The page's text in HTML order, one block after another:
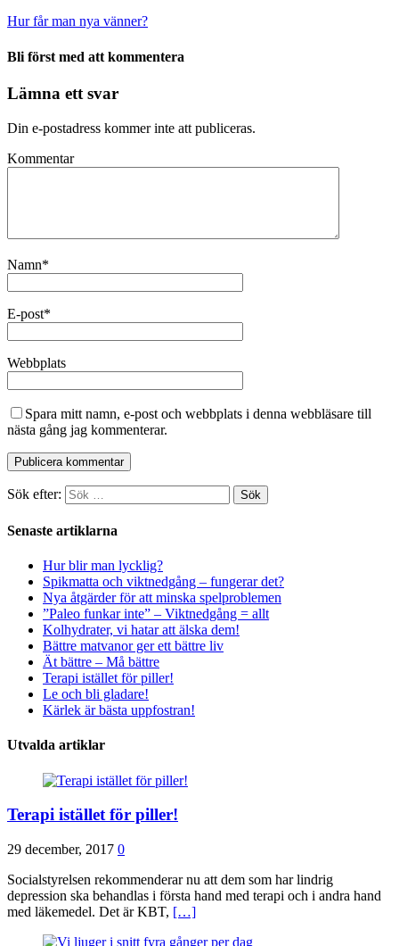
Hur får man nya vänner?
Bli först med att kommentera
Lämna ett svar
Din e-postadress kommer inte att publiceras.
Kommentar
Namn*
E-post*
Webbplats
Spara mitt namn, e-post och webbplats i denna webbläsare till
nästa gång jag kommenterar.
Sök efter:
Senaste artiklarna
Hur blir man lycklig?
Spikmatta och viktnedgång – fungerar det?
Nya åtgärder för att minska spelproblemen
”Paleo funkar inte” – Viktnedgång = allt
Kolhydrater, vi hatar att älska dem!
Bättre matvanor ger ett bättre liv
Ät bättre – Må bättre
Terapi istället för piller!
Le och bli gladare!
Kärlek är bästa uppfostran!
Utvalda artiklar
Terapi istället för piller!
29 december, 2017 0
Socialstyrelsen rekommenderar nu att dem som har lindrig
depression ska behandlas i första hand med terapi och i andra hand
med läkemedel. Det är KBT, […]